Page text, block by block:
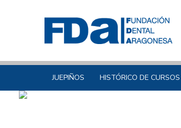
JUEPIÑOS HISTÓRICO DE CURSOS